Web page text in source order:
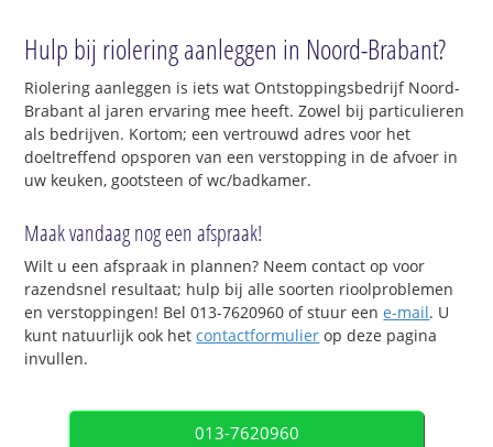
Hulp bij riolering aanleggen in Noord-Brabant?
Riolering aanleggen is iets wat Ontstoppingsbedrijf Noord-
Brabant al jaren ervaring mee heeft. Zowel bij particulieren
als bedrijven. Kortom; een vertrouwd adres voor het
doeltreffend opsporen van een verstopping in de afvoer in
uw keuken, gootsteen of wc/badkamer.
Maak vandaag nog een afspraak!
Wilt u een afspraak in plannen? Neem contact op voor
razendsnel resultaat; hulp bij alle soorten rioolproblemen
en verstoppingen! Bel 013-7620960 of stuur eene-mail. U
kunt natuurlijk ook hetcontactformulier op deze pagina
invullen.
013-7620960